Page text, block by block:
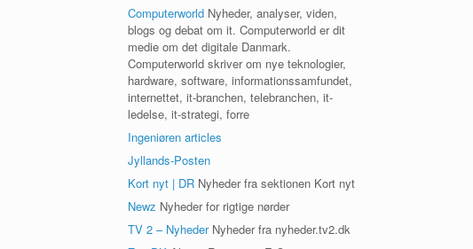
Computerworld Nyheder, analyser, viden,
blogs og debat om it. Computerworld er dit
medie om det digitale Danmark.
Computerworld skriver om nye teknologier,
hardware, software, informationssamfundet,
internettet, it-branchen, telebranchen, it-
ledelse, it-strategi, forre
Ingeniøren articles
Jyllands-Posten
Kort nyt | DR Nyheder fra sektionen Kort nyt
Newz Nyheder for rigtige nørder
TV 2 – NyhederNyheder fra nyheder.tv2.dk